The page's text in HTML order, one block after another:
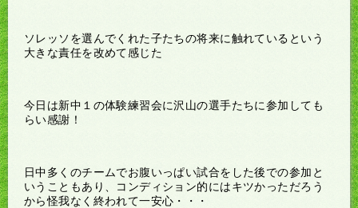
ソレッソを選んでくれた子たちの将来に触れているという
大きな責任を改めて感じた
今日は新中１の体験練習会に沢山の選手たちに参加しても
らい感謝！
日中多くのチームでお腹いっぱい試合をした後での参加と
いうこともあり、コンディション的にはキツかっただろう
から怪我なく終われて一安心・・・